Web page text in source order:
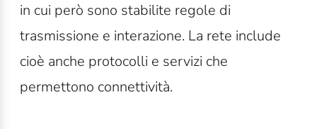
in cui però sono stabilite regole di
trasmissione e interazione. La rete include
cioè anche protocolli e servizi che
permettono connettività.